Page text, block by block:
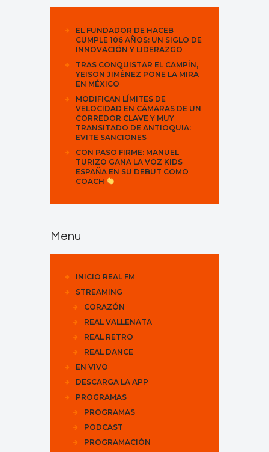
EL FUNDADOR DE HACEB
CUMPLE 106 AÑOS: UN SIGLO DE
INNOVACIÓN Y LIDERAZGO
TRAS CONQUISTAR EL CAMPÍN,
YEISON JIMÉNEZ PONE LA MIRA
EN MÉXICO
MODIFICAN LÍMITES DE
VELOCIDAD EN CÁMARAS DE UN
CORREDOR CLAVE Y MUY
TRANSITADO DE ANTIOQUIA:
EVITE SANCIONES
CON PASO FIRME: MANUEL
TURIZO GANA LA VOZ KIDS
ESPAÑA EN SU DEBUT COMO
COACH
Menu
INICIO REAL FM
STREAMING
CORAZÓN
REAL VALLENATA
REAL RETRO
REAL DANCE
EN VIVO
DESCARGA LA APP
PROGRAMAS
PROGRAMAS
PODCAST
PROGRAMACIÓN